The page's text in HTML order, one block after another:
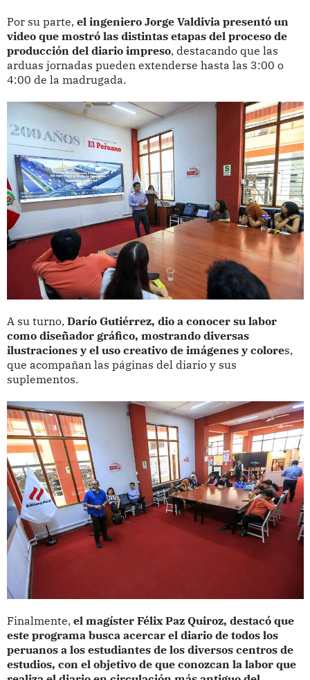
Por su parte, el ingeniero Jorge Valdivia presentó un
video que mostró las distintas etapas del proceso de
producción del diario impreso, destacando que las
arduas jornadas pueden extenderse hasta las 3:00 o
4:00 de la madrugada.
A su turno, Darío Gutiérrez, dio a conocer su labor
como diseñador gráfico, mostrando diversas
ilustraciones y el uso creativo de imágenes y colores,
que acompañan las páginas del diario y sus
suplementos.
Finalmente, el magíster Félix Paz Quiroz, destacó que
este programa busca acercar el diario de todos los
peruanos a los estudiantes de los diversos centros de
estudios, con el objetivo de que conozcan la labor que